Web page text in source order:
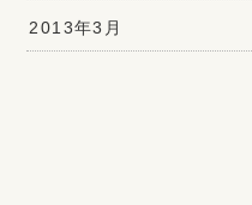
2013年3月